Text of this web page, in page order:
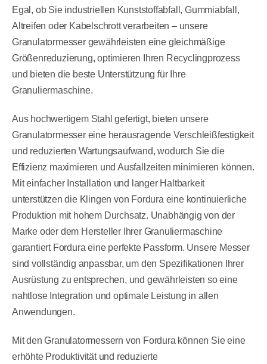
Egal, ob Sie industriellen Kunststoffabfall, Gummiabfall,
Altreifen oder Kabelschrott verarbeiten – unsere
Granulatormesser gewährleisten eine gleichmäßige
Größenreduzierung, optimieren Ihren Recyclingprozess
und bieten die beste Unterstützung für Ihre
Granuliermaschine.
Aus hochwertigem Stahl gefertigt, bieten unsere
Granulatormesser eine herausragende Verschleißfestigkeit
und reduzierten Wartungsaufwand, wodurch Sie die
Effizienz maximieren und Ausfallzeiten minimieren können.
Mit einfacher Installation und langer Haltbarkeit
unterstützen die Klingen von Fordura eine kontinuierliche
Produktion mit hohem Durchsatz. Unabhängig von der
Marke oder dem Hersteller Ihrer Granuliermaschine
garantiert Fordura eine perfekte Passform. Unsere Messer
sind vollständig anpassbar, um den Spezifikationen Ihrer
Ausrüstung zu entsprechen, und gewährleisten so eine
nahtlose Integration und optimale Leistung in allen
Anwendungen.
Mit den Granulatormessern von Fordura können Sie eine
erhöhte Produktivität und reduzierte